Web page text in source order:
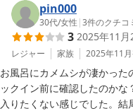
また季節が変わると焚火の
ましたらぜひお越しくださ
スタッフ一同、心よりお待
グランコテージ ベンガル
2026-01-15
pin000
30代/女性 |3件のクチコ
3 2025年11月
レジャー 家族 2025年11月
お風呂にカメムシが凄かっ
ックイン前に確認したのか
入りたくない感じでした。結